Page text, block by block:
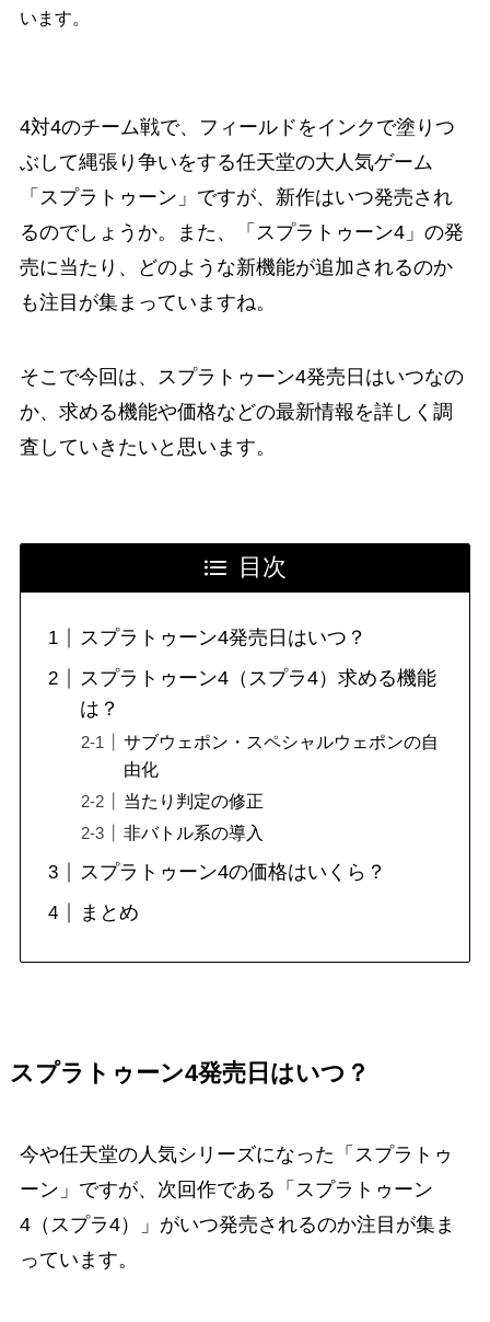
います。
4対4のチーム戦で、フィールドをインクで塗りつ
ぶして縄張り争いをする任天堂の大人気ゲーム
「スプラトゥーン」ですが、新作はいつ発売され
るのでしょうか。また、「スプラトゥーン4」の発
売に当たり、どのような新機能が追加されるのか
も注目が集まっていますね。
そこで今回は、スプラトゥーン4発売日はいつなの
か、求める機能や価格などの最新情報を詳しく調
査していきたいと思います。
目次
スプラトゥーン4発売日はいつ？
スプラトゥーン4（スプラ4）求める機能
は？
サブウェポン・スペシャルウェポンの自
由化
当たり判定の修正
非バトル系の導入
スプラトゥーン4の価格はいくら？
まとめ
スプラトゥーン4発売日はいつ？
今や任天堂の人気シリーズになった「スプラトゥ
ーン」ですが、次回作である「スプラトゥーン
4（スプラ4）」がいつ発売されるのか注目が集ま
っています。